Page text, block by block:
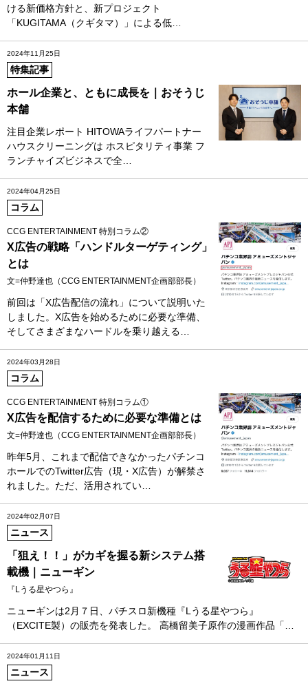
ける新価格方針と、新プロジェクト
「KUGITAMA（クギタマ）」による低…
2024年11月25日
特集記事
ホール企業と、ともに成長を｜おそうじ
本舗
注目企業レポート HITOWAライフパートナー
ハウスクリーニングは ホスピタリティ事業 フ
ランチャイズビジネスで全…
2024年04月25日
コラム
CCG ENTERTAINMENT 特別コラム②
X広告の戦略「ハンドルターゲティング」
とは
文=仲野達也（CCG ENTERTAINMENT企画部部長）
前回は「X広告配信の流れ」について説明いた
しました。X広告を始めるために必要な準備、
そしてさまざまなハードルを乗り越える…
2024年03月28日
コラム
CCG ENTERTAINMENT 特別コラム①
X広告を配信するために必要な準備とは
文=仲野達也（CCG ENTERTAINMENT企画部部長）
昨年5月、これまで配信できなかったパチンコ
ホールでのTwitter広告（現・X広告）が解禁さ
れました。ただ、活用されてい…
2024年02月07日
ニュース
「狙え！！」がカギを握る新システム搭
載機｜ニューギン
『Lうる星やつら』
ニューギンは2月７日、パチスロ新機種『Lうる星やつら』
（EXCITE製）の販売を発表した。 高橋留美子原作の漫画作品「…
2024年01月11日
ニュース